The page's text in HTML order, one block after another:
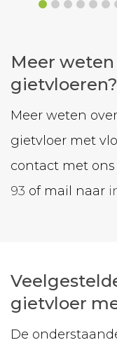
Meer weten
gietvloeren?
Meer weten
gietvloer met
contact met
93 of mail naar
gietvloer
De